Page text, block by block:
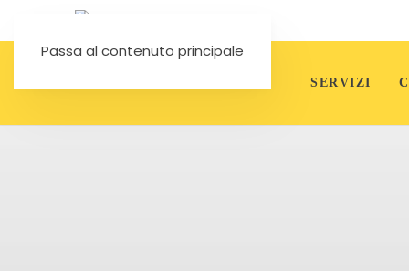
Passa al contenuto principale
SERVIZI